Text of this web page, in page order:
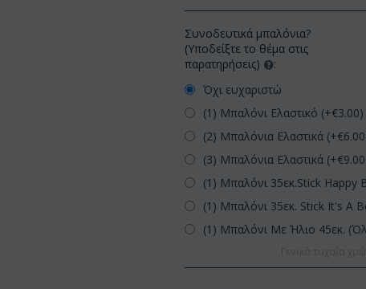
Συνοδευτικά μπαλόνια?
(Υποδείξτε το θέμα στις
παρατηρήσεις)
:
Όχι ευχαριστώ
(1) Μπαλόνι Ελαστικό (+€3.00)
(2) Μπαλόνια Ελαστικά (+€6.00
(3) Μπαλόνια Ελαστικά (+€9.00
(1) Μπαλόνι 35εκ.Stick Happy
(1) Μπαλόνι 35εκ. Stick It's A
(1) Μπαλόνι Με Ήλιο 45εκ.